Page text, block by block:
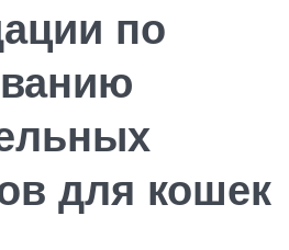
по
для кошек